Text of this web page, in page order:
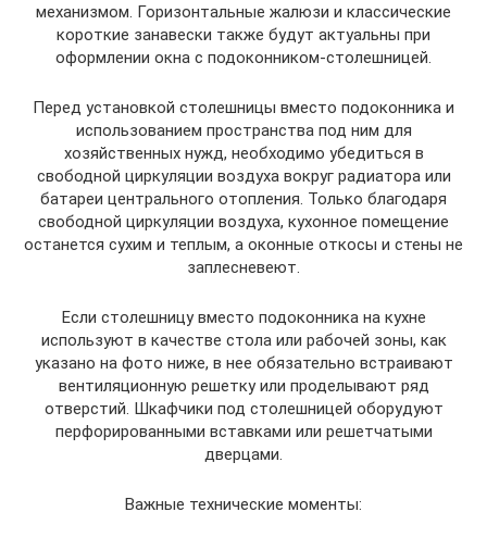
механизмом. Горизонтальные жалюзи и классические
короткие занавески также будут актуальны при
оформлении окна с подоконником-столешницей.
Перед установкой столешницы вместо подоконника и
использованием пространства под ним для
хозяйственных нужд, необходимо убедиться в
свободной циркуляции воздуха вокруг радиатора или
батареи центрального отопления. Только благодаря
свободной циркуляции воздуха, кухонное помещение
останется сухим и теплым, а оконные откосы и стены не
заплесневеют.
Если столешницу вместо подоконника на кухне
используют в качестве стола или рабочей зоны, как
указано на фото ниже, в нее обязательно встраивают
вентиляционную решетку или проделывают ряд
отверстий. Шкафчики под столешницей оборудуют
перфорированными вставками или решетчатыми
дверцами.
Важные технические моменты: